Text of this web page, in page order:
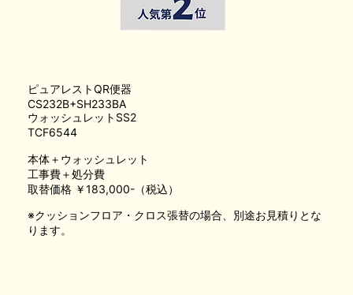
※クッションフロア・クロス張替の場合、別途お見積りとな
ります。
ピュアレストQR便器
CS232B+SH233BA
ウォッシュレットSS2
TCF6544
本体＋ウォッシュレット
工事費＋処分費
取替価格 ￥183,000-（税込）